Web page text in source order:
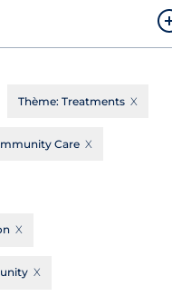
for Drugs and
Network
Reset
Thème: Treatments
Care